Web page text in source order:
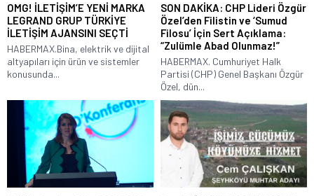
OMG! İLETİŞİM’E YENİ MARKA
LEGRAND GRUP TÜRKİYE
İLETİŞİM AJANSINI SEÇTİ
HABERMAX.Bina, elektrik ve dijital
altyapıları için ürün ve sistemler
konusunda...
SON DAKİKA: CHP Lideri Özgür
Özel’den Filistin ve ‘Sumud
Filosu’ İçin Sert Açıklama:
“Zulümle Abad Olunmaz!”
HABERMAX. Cumhuriyet Halk
Partisi (CHP) Genel Başkanı Özgür
Özel, dün...